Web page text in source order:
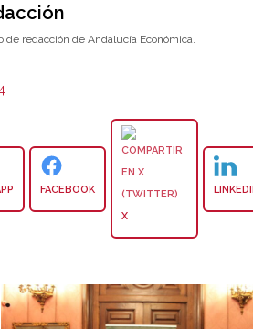
de redacción de Andalucía Económica.
FACEBOOK
X